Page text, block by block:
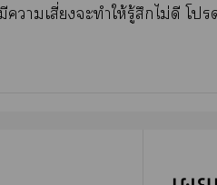
าเสี่ยงะทำให้รู้สึกไม่ดี โ